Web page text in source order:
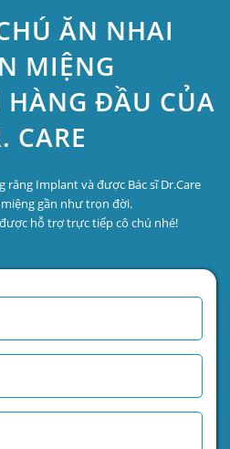
ĂN NHAI
MIỆNG
HÀNG ĐẦU CỦA
CARE
răng Implant và được Bác sĩ Dr.Care
gần như trọn đời.
hỗ trợ trực tiếp cô chú nhé!